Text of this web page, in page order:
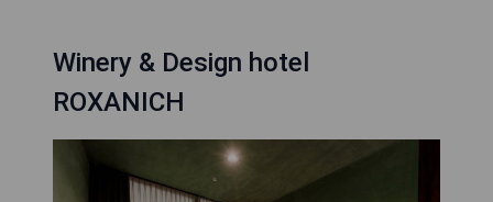
Winery & Design hotel
ROXANICH